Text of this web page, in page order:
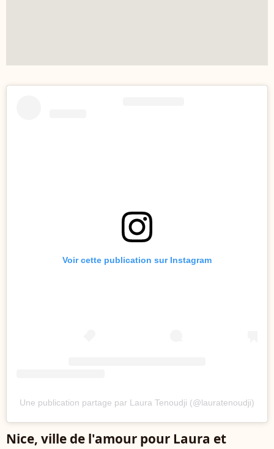
Voir cette publication sur Instagram
Une publication partage par Laura Tenoudji (@lauratenoudji)
Nice, ville de l'amour pour Laura et